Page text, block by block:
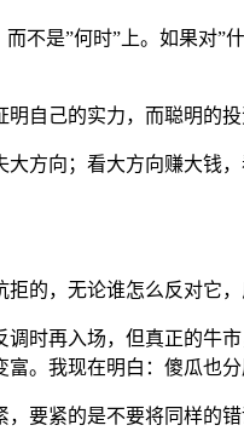
不是”何时”上。如果对”
己的实力，而聪明的投
方向；看大方向赚大钱
，无论谁怎么反对它，
时再入场，但真正的牛
。我现在明白：傻瓜也分
要紧的是不要将同样的错